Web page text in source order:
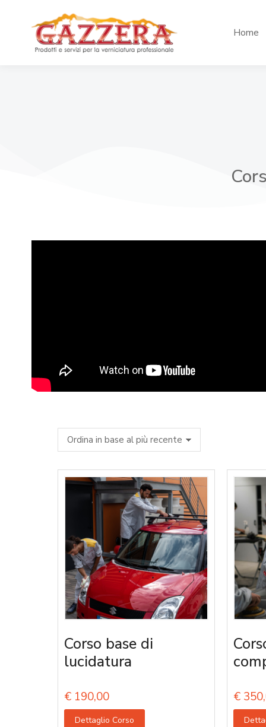
Home
Corso base di
lucidatura
€ 190,00
Dettaglio Corso
€